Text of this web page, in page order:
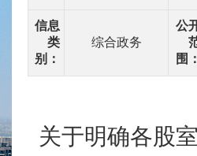
信息
类
别：
综合政务
公
围：
关于明确各股